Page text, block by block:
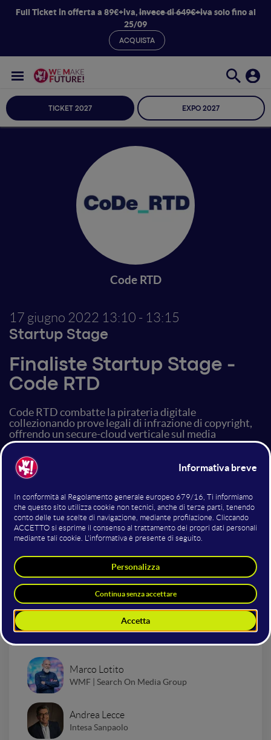
Full Ticket in offerta a 89€+iva,invece di 649€+ivasolo fino al
25/09
ACQUISTA
TICKET 2027 EXPO 2027
Code RTD
17 giugno 2022 13:10 - 13:15
Startup Stage
Finaliste Startup Stage -
Code RTD
Code RTD combatte la pirateria digitale
collezionando prove legali di infrazione di copyright,
offrendo un secure-cloud verticale sul media
tracciando i movimenti dei contenuti pre e post
distribution e prevenendo la condivisione illegale di
contenuti multimediali su video-sharing platforms e
social network.
Altri interventi nella sala
Startup Stage
Presentazione "Impact to
Marco Lotito
WMF | Search On Media Group
Andrea Lecce
Intesa Sanpaolo